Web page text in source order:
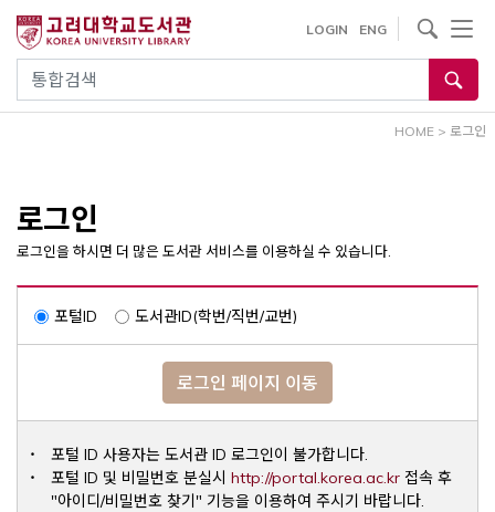
건
통합검색
LOGIN ENG
사이트내 검색
HOME > 로그인
로그인
로그인을 하시면 더 많은 도서관 서비스를 이용하실 수 있습니다.
포털ID 도서관ID(학번/직번/교번)
로그인 페이지 이동
포털 ID 사용자는 도서관 ID 로그인이 불가합니다.
포털 ID 및 비밀번호 분실시 http://portal.korea.ac.krOpens a
접속 후
"아이디/비밀번호 찾기" 기능을 이용하여 주시기 바랍니다.